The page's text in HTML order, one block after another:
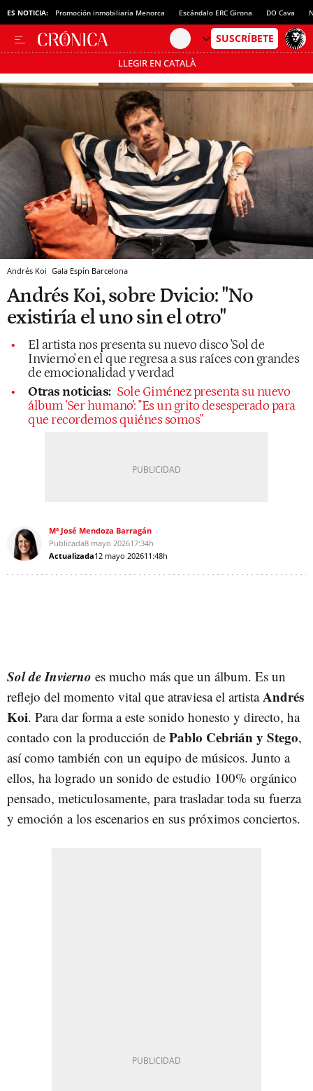
ES NOTICIA: Promoción inmobiliaria Menorca Escándalo ERC Girona DO Cava
LLEGIR EN CATALÀ
Pásate al MODO AHORRO
Andrés Koi Gala Espín Barcelona
Andrés Koi, sobre Dvicio: "No
existiría el uno sin el otro"
El artista nos presenta su nuevo disco 'Sol de
Invierno' en el que regresa a sus raíces con grandes
de emocionalidad y verdad
Otras noticias: Sole Giménez presenta su nuevo
álbum 'Ser humano': "Es un grito desesperado para
que recordemos quiénes somos"
Mª José Mendoza Barragán
Publicada8 mayo 202617:34h
Actualizada12 mayo 202611:48h
Sol de Invierno es mucho más que un álbum. Es un
reflejo del momento vital que atraviesa el artistaAndrés
Koi. Para dar forma a este sonido honesto y directo, ha
contado con la producción de Pablo Cebrián y Stego,
así como también con un equipo de músicos. Junto a
ellos, ha logrado un sonido de estudio 100% orgánico
pensado, meticulosamente, para trasladar toda su fuerza
y emoción a los escenarios en sus próximos conciertos.